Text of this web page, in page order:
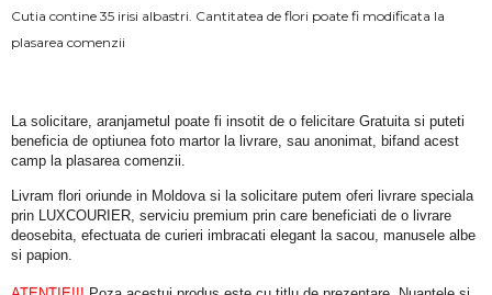
Cutia contine 35 irisi albastri. Cantitatea de flori poate fi modificata la
plasarea comenzii
La solicitare, aranjametul poate fi insotit de o felicitare Gratuita si puteti
beneficia de optiunea foto martor la livrare, sau anonimat, bifand acest
camp la plasarea comenzii.
Livram flori oriunde in Moldova si la solicitare putem oferi livrare speciala
prin LUXCOURIER, serviciu premium prin care beneficiati de o livrare
deosebita, efectuata de curieri imbracati elegant la sacou, manusele albe
si papion.